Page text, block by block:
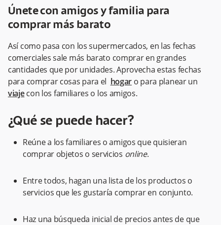
Únete con amigos y familia para
comprar más barato
Así como pasa con los supermercados, en las fechas
comerciales sale más barato comprar en grandes
cantidades que por unidades. Aprovecha estas fechas
para comprar cosas para el hogar o para planear un
viajecon los familiares o los amigos.
¿Qué se puede hacer?
Reúne a los familiares o amigos que quisieran
comprar objetos o servicios online.
Entre todos, hagan una lista de los productos o
servicios que les gustaría comprar en conjunto.
Haz una búsqueda inicial de precios antes de que